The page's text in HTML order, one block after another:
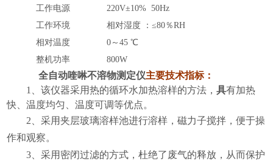
工作电源
220V±10% 50Hz
工作环境
相对湿度 ：≤80％RH
相对温度
0～45 ℃
整机功率
800W
全自动喹啉不溶物测定仪主要技术指标：
1、该仪器采用热的循环水加热溶样的方法，具有加热
快、温度均匀、温度可调等优点。
2、采用夹层玻璃溶样池进行溶样，磁力子搅拌，便于操
作和观察。
3、采用密闭过滤的方式，杜绝了废气的释放，从而保护